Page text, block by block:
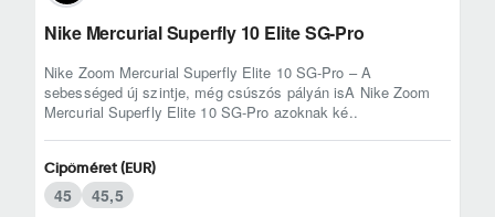
Nike Mercurial Superfly 10 Elite SG-Pro
Nike Zoom Mercurial Superfly Elite 10 SG-Pro – A
sebességed új szintje, még csúszós pályán isA Nike Zoom
Mercurial Superfly Elite 10 SG-Pro azoknak ké..
Cipőméret (EUR)
45 45,5